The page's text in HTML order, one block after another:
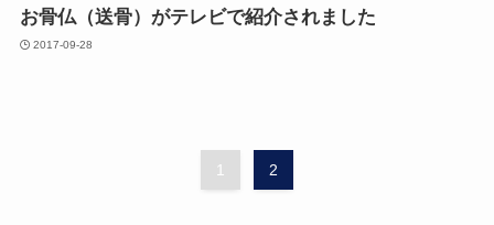
お骨仏（送骨）がテレビで紹介されました
2017-09-28
1 2